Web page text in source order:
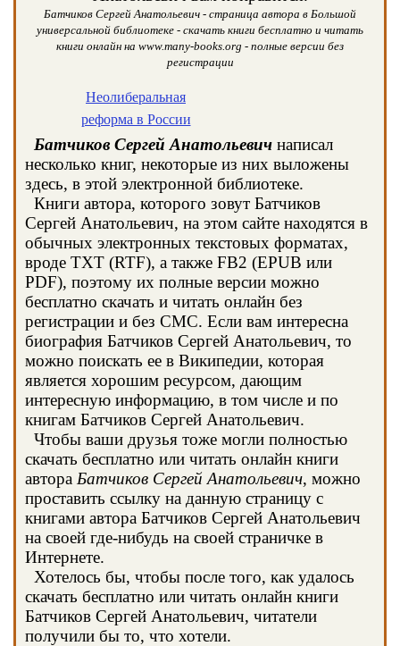
Батчиков Сергей Анатольевич - страница автора в Большой
универсальной библиотеке - скачать книги бесплатно и читать
книги онлайн на www.many-books.org - полные версии без
регистрации
Неолиберальная
реформа в России
Батчиков Сергей Анатольевич написал
несколько книг, некоторые из них выложены
здесь, в этой электронной библиотеке.
Книги автора, которого зовут Батчиков
Сергей Анатольевич, на этом сайте находятся в
обычных электронных текстовых форматах,
вроде TXT (RTF), а также FB2 (EPUB или
PDF), поэтому их полные версии можно
бесплатно скачать и читать онлайн без
регистрации и без СМС. Если вам интересна
биография Батчиков Сергей Анатольевич, то
можно поискать ее в Википедии, которая
является хорошим ресурсом, дающим
интересную информацию, в том числе и по
книгам Батчиков Сергей Анатольевич.
Чтобы ваши друзья тоже могли полностью
скачать бесплатно или читать онлайн книги
автора Батчиков Сергей Анатольевич, можно
проставить ссылку на данную страницу с
книгами автора Батчиков Сергей Анатольевич
на своей где-нибудь на своей страничке в
Интернете.
Хотелось бы, чтобы после того, как удалось
скачать бесплатно или читать онлайн книги
Батчиков Сергей Анатольевич, читатели
получили бы то, что хотели.